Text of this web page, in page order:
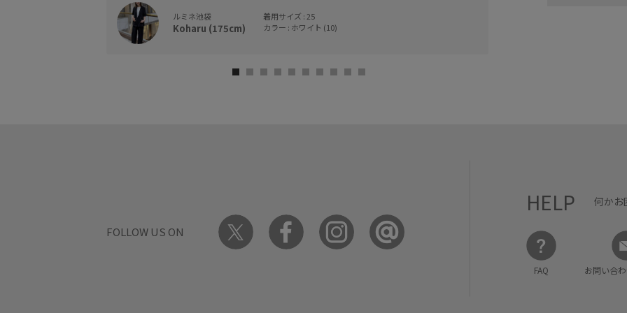
ルミネ池袋
Koharu (175cm)
着用サイズ : 25
カラー : ホワイト (10)
FOLLOW US ON
HELP 何かお
FAQ お問い合